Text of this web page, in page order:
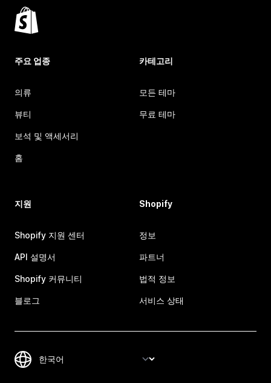
주요 업종
의류
뷰티
보석 및 액세서리
홈
카테고리
모든 테마
무료 테마
지원
Shopify 지원 센터
API 설명서
Shopify 커뮤니티
블로그
Shopify
정보
파트너
법적 정보
서비스 상태